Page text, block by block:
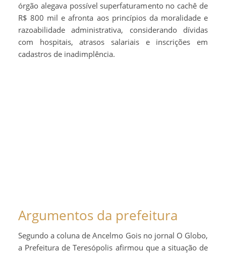
órgão alegava possível superfaturamento no cachê de
R$ 800 mil e afronta aos princípios da moralidade e
razoabilidade administrativa, considerando dívidas
com hospitais, atrasos salariais e inscrições em
cadastros de inadimplência.
Argumentos da prefeitura
Segundo a coluna de Ancelmo Gois no jornal O Globo,
a Prefeitura de Teresópolis afirmou que a situação de